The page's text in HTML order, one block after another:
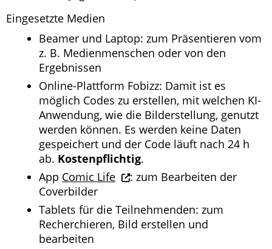
Eingesetzte Medien
Beamer und Laptop: zum Präsentieren vom
z. B. Medienmenschen oder von den
Ergebnissen
Online-Plattform Fobizz: Damit ist es
möglich Codes zu erstellen, mit welchen KI-
Anwendung, wie die Bilderstellung, genutzt
werden können. Es werden keine Daten
gespeichert und der Code läuft nach 24 h
ab. Kostenpflichtig.
App Comic Life
: zum Bearbeiten der
Coverbilder
Tablets für die Teilnehmenden: zum
Recherchieren, Bild erstellen und
bearbeiten